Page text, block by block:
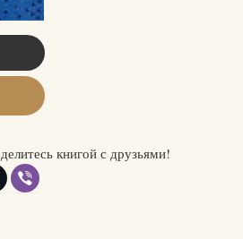
книгой с друзьями!